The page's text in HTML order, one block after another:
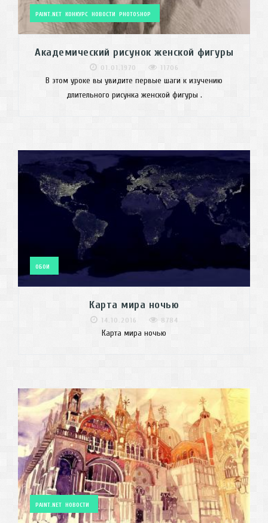
PAINT.NET КОНКУРС НОВОСТИ PHOTOSHOP
Академический рисунок женской фигуры
01.01.1970 11706
В этом уроке вы увидите первые шаги к изучению
длительного рисунка женской фигуры .
ОБОИ
Карта мира ночью
14.10.2016 8784
Карта мира ночью
PAINT.NET НОВОСТИ